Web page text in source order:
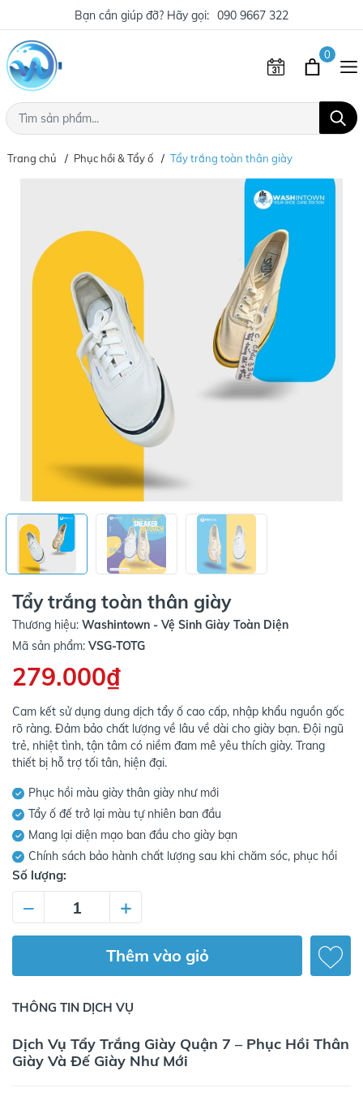
Bạn cần giúp đỡ? Hãy gọi: 090 9667 322
0
Trang chủ Phục hồi & Tẩy ố Tẩy trắng toàn thân giày
Tẩy trắng toàn thân giày
Thương hiệu: Washintown - Vệ Sinh Giày Toàn Diện
Mã sản phẩm: VSG-TOTG
279.000₫
Cam kết sử dụng dung dịch tẩy ố cao cấp, nhập khẩu nguồn gốc
rõ ràng. Đảm bảo chất lượng về lâu về dài cho giày bạn. Đội ngũ
trẻ, nhiệt tình, tận tâm có niềm đam mê yêu thích giày. Trang
thiết bị hỗ trợ tối tân, hiện đại.
Phục hồi màu giày thân giày như mới
Tẩy ố đế trở lại màu tự nhiên ban đầu
Mang lại diện mạo ban đầu cho giày bạn
Chính sách bảo hành chất lượng sau khi chăm sóc, phục hồi
Số lượng:
– +
Thêm vào giỏ
THÔNG TIN DỊCH VỤ
Dịch Vụ Tẩy Trắng Giày Quận 7 – Phục Hồi Thân
Giày Và Đế Giày Như Mới